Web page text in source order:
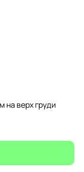
на верх груди